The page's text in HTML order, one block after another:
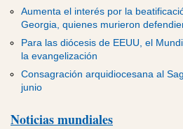
Aumenta el interés por la
Georgia, quienes murieron
Para las diócesis de EEUU, el
la evangelización
Consagración arquidiocesana al
junio
Noticias mundiales